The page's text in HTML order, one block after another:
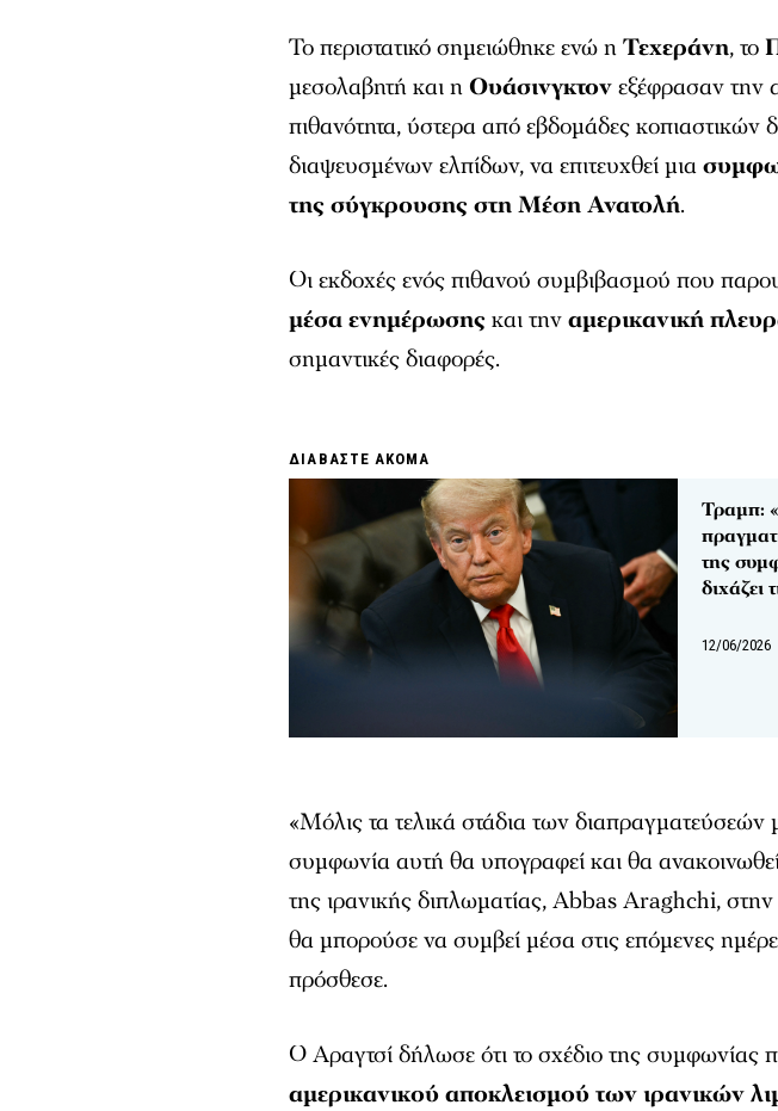
Το περιστατικό σημειώθηκε ενώ ηΤεχεράνη, το
μεσολαβητή και ηΟυάσινγκτονεξέφρασαν την
πιθανότητα, ύστερα από εβδομάδες κοπιαστικών
διαψευσμένων ελπίδων, να επιτευχθεί μια
της σύγκρουσης στη Μέση Ανατολή.
Οι εκδοχές ενός πιθανού συμβιβασμού που
μέσα ενημέρωσης και τηναμερικανική
σημαντικές διαφορές.
ΔΙΑΒΑΣΤΕ ΑΚΟΜΑ
Τραμπ:
της
διχάζει
12/06/2026
«Μόλις τα τελικά στάδια των
συμφωνία αυτή θα υπογραφεί και θα
της ιρανικής διπλωματίας, Abbas Araghchi,
θα μπορούσε να συμβεί μέσα στις επόμενες
πρόσθεσε.
Ο Αραγτσί δήλωσε ότι το σχέδιο της συμφωνίας
αμερικανικού αποκλεισμού των ιρανικών